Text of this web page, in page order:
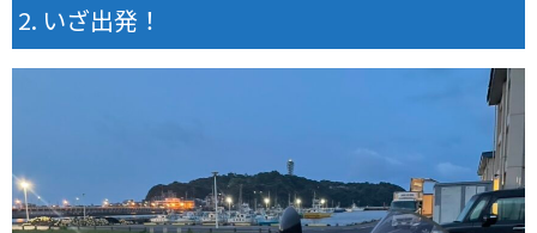
いざ出発！